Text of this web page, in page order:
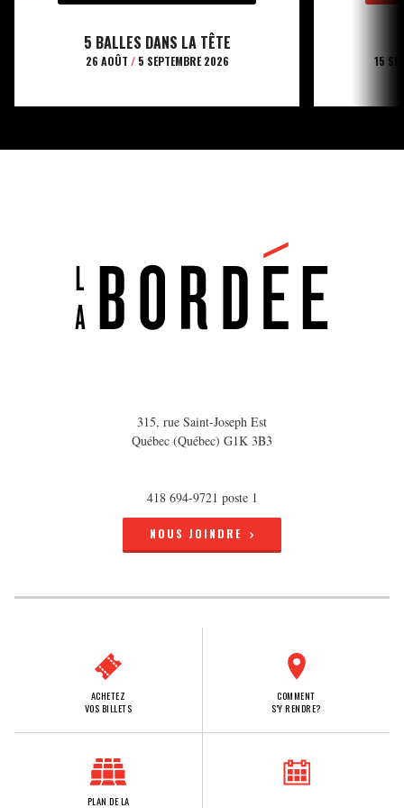
5 BALLES DANS LA TÊTE
26 AOÛT /5 SEPTEMBRE 2026 15
315, rue Saint-Joseph Est
Québec (Québec) G1K 3B3
418 694-9721 poste 1
NOUS JOINDRE
ACHETEZ
VOS BILLETS
COMMENT
S'Y RENDRE?
PLAN DE LA